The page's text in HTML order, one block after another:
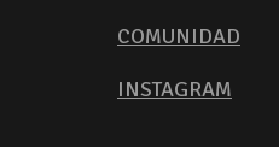
COMUNIDAD
INSTAGRAM